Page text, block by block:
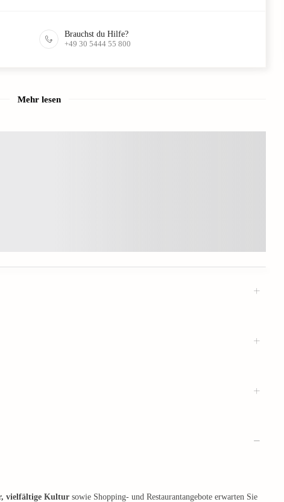
Brauchst du Hilfe?
+49 30 5444 55 800
Mehr lesen
vielfältige Kultur sowie Shopping- und Restaurantangebote erwarten Sie